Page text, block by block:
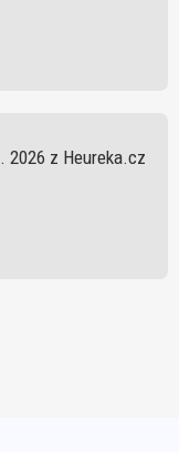
2026 z Heureka.cz